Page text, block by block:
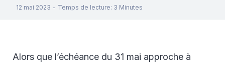
12 mai 2023 - Temps de lecture: 3 Minutes
Alors que l’échéance du 31 mai approche à